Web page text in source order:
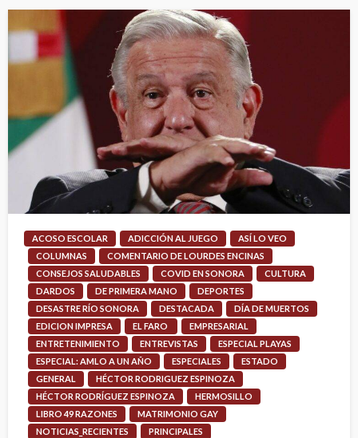
ACOSO ESCOLAR ADICCIÓN AL JUEGO
ASÍ LO VEO
COLUMNAS
COMENTARIO DE LOURDES ENCINAS
CONSEJOS SALUDABLES
COVID EN SONORA
CULTURA
DARDOS
DE PRIMERA MANO
DEPORTES
DESASTRE RÍO SONORA
DESTACADA
DÍA DE MUERTOS
EDICION IMPRESA
EL FARO
EMPRESARIAL
ENTRETENIMIENTO
ENTREVISTAS
ESPECIAL PLAYAS
ESPECIAL: AMLO A UN AÑO
ESPECIALES
ESTADO
GENERAL
HÉCTOR RODRIGUEZ ESPINOZA
HÉCTOR RODRÍGUEZ ESPINOZA
HERMOSILLO
LIBRO 49 RAZONES
MATRIMONIO GAY
NOTICIAS_RECIENTES
PRINCIPALES